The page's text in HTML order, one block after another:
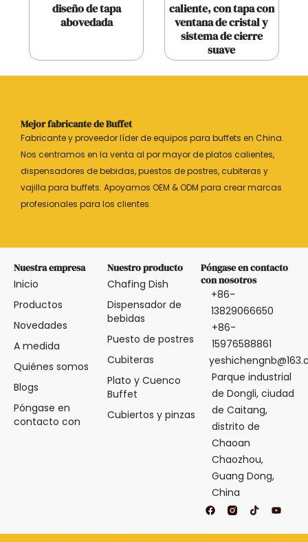
diseño de tapa
abovedada
caliente, con tapa con
ventana de cristal y
sistema de cierre
suave
Mejor fabricante de Buffet
Fabricante y proveedor líder de equipos para buffets en China.
Nos centramos en la venta al por mayor de platos calientes,
dispensadores de bebidas, puestos de postres, cubiteras y
vajilla para buffets. Apoyamos OEM & ODM para crear marcas
profesionales para los clientes.
Nuestra empresa
Inicio
Productos
Novedades
A medida
Quiénes somos
Blogs
Póngase en
contacto con
Nuestro producto
Chafing Dish
Dispensador de
bebidas
Puesto de postres
Cubiteras
Plato y Cuenco
Buffet
Cubiertos y pinzas
Póngase en contacto
con nosotros
+86-
13829066650
+86-
15976588861
Parque industrial
de Dongli, ciudad
de Caitang,
distrito de
Chaoan
Chaozhou,
Guang Dong,
China
F
a
e
T
i
t
Y
o
t